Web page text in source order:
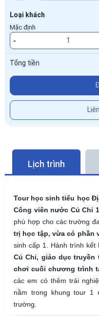
Loại khách
Mặc định
-
Tổng tiền
Lịch trình
Tour học sinh tiểu học
Công viên nước Củ Chi
phù hợp cho các trường
trị học tập, vừa có phần
sinh cấp 1. Hành trình
Củ Chi, giáo dục
chơi cuối chương trình
các em có thêm trải
nằm trong khung tour 1
trường.